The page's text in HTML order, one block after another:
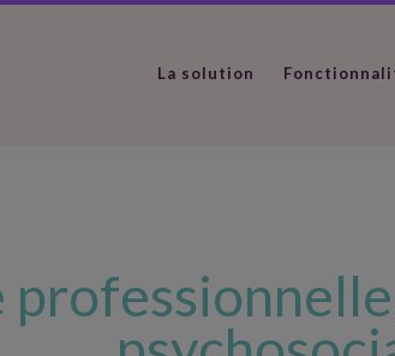
La solution